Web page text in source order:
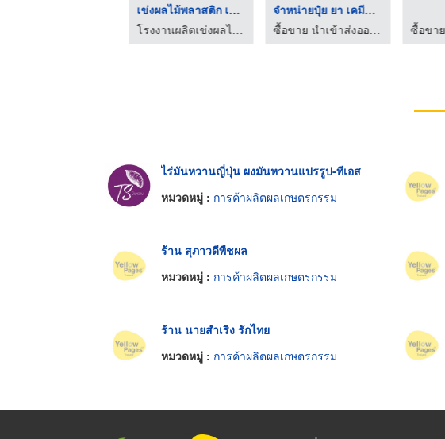
เข่งผลไม้พลาสติก เบอ ...
โรงงานผลิตเข่งผลไม้ ลังผลไม้พลาสติก - ว.พลาสติก (2002)
จำหน่ายปุ๋ย ยา เคมีภ ...
ซื้อขาย นำเข้าส่งออก สินค้าเกษตร และเคมีภัณฑ์ด้านการเกษตร
ไร่มันหวานญี่ปุ่น ผงมันหวานแปรรูป-ทีเอส
หมวดหมู่ : การค้าผลิตผลเกษตรกรรม
ร้าน สุภาวดีพืชผล
หมวดหมู่ : การค้าผลิตผลเกษตรกรรม
ร้าน นายสำเริง รักไทย
หมวดหมู่ : การค้าผลิตผลเกษตรกรรม